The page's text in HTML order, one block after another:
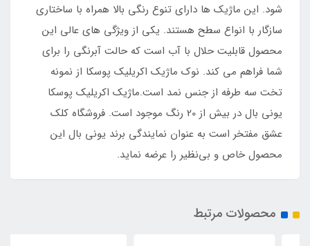
شود. این ماژیک ها دارای تنوع رنگی بالا همراه با ساختاری
سازگار با انواع سطح هستند. یکی از ویژگی های عالی این
محصول قابلیت حلال با آب است که حالت آبرنگی را برای
شما فراهم می کند. نوک ماژیک اکریلیک پوسکا از نمونه
تخت سه طرفه از جنس نمد است.ماژیک اکریلیک پوسکا
یونی بال در بیش از 20 رنگ موجود است. فروشگاه کلک
عشق مفتخر است به عنوان نمایندگی برند یونی بال این
محصول خاص و بی‌نظیر را عرضه نماید.
محصولات مرتبط